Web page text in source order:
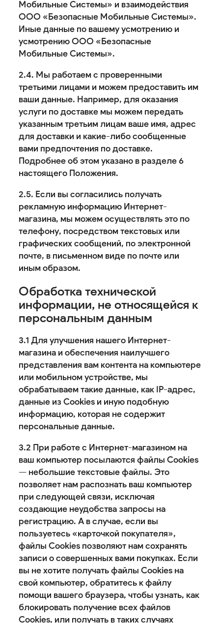
Мобильные Системы» и взаимодействия
ООО «Безопасные Мобильные Системы».
Иные данные по вашему усмотрению и
усмотрению ООО «Безопасные
Мобильные Системы».
2.4. Мы работаем с проверенными
третьими лицами и можем предоставить им
ваши данные. Например, для оказания
услуги по доставке мы можем передать
указанным третьим лицам ваше имя, адрес
для доставки и какие-либо сообщенные
вами предпочтения по доставке.
Подробнее об этом указано в разделе 6
настоящего Положения.
2.5. Если вы согласились получать
рекламную информацию Интернет-
магазина, мы можем осуществлять это по
телефону, посредством текстовых или
графических сообщений, по электронной
почте, в письменном виде по почте или
иным образом.
Обработка технической
информации, не относящейся к
персональным данным
3.1 Для улучшения нашего Интернет-
магазина и обеспечения наилучшего
представления вам контента на компьютере
или мобильном устройстве, мы
обрабатываем такие данные, как IP-адрес,
данные из Cookies и иную подобную
информацию, которая не содержит
персональные данные.
3.2 При работе с Интернет-магазином на
ваш компьютер посылаются файлы Cookies
— небольшие текстовые файлы. Это
позволяет нам распознать ваш компьютер
при следующей связи, исключая
создающие неудобства запросы на
регистрацию. А в случае, если вы
пользуетесь «карточкой покупателя»,
файлы Cookies позволяют нам сохранять
записи о совершенных вами покупках. Если
вы не хотите получать файлы Cookies на
свой компьютер, обратитесь к файлу
помощи вашего браузера, чтобы узнать, как
блокировать получение всех файлов
Cookies, или получать в таких случаях